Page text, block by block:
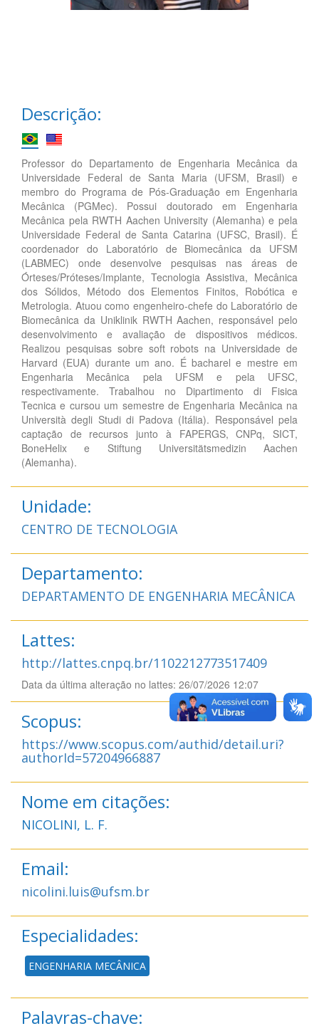
Descrição:
Professor do Departamento de Engenharia Mecânica da
Universidade Federal de Santa Maria (UFSM, Brasil) e
membro do Programa de Pós-Graduação em Engenharia
Mecânica (PGMec). Possui doutorado em Engenharia
Mecânica pela RWTH Aachen University (Alemanha) e pela
Universidade Federal de Santa Catarina (UFSC, Brasil). É
coordenador do Laboratório de Biomecânica da UFSM
(LABMEC) onde desenvolve pesquisas nas áreas de
Órteses/Próteses/Implante, Tecnologia Assistiva, Mecânica
dos Sólidos, Método dos Elementos Finitos, Robótica e
Metrologia. Atuou como engenheiro-chefe do Laboratório de
Biomecânica da Uniklinik RWTH Aachen, responsável pelo
desenvolvimento e avaliação de dispositivos médicos.
Realizou pesquisas sobre soft robots na Universidade de
Harvard (EUA) durante um ano. É bacharel e mestre em
Engenharia Mecânica pela UFSM e pela UFSC,
respectivamente. Trabalhou no Dipartimento di Fisica
Tecnica e cursou um semestre de Engenharia Mecânica na
Università degli Studi di Padova (Itália). Responsável pela
captação de recursos junto à FAPERGS, CNPq, SICT,
BoneHelix e Stiftung Universitätsmedizin Aachen
(Alemanha).
Unidade:
CENTRO DE TECNOLOGIA
Departamento:
DEPARTAMENTO DE ENGENHARIA MECÂNICA
Lattes:
http://lattes.cnpq.br/1102212773517409
Data da última alteração no lattes: 26/07/2026 12:07
Scopus:
https://www.scopus.com/authid/detail.uri?
authorId=57204966887
Nome em citações:
NICOLINI, L. F.
Email:
nicolini.luis@ufsm.br
Especialidades:
ENGENHARIA MECÂNICA
Palavras-chave: